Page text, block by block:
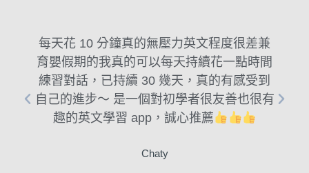
每天花 10 分鐘真的無壓力英文程度很差兼
育嬰假期的我真的可以每天持續花一點時間
練習對話，已持續 30 幾天，真的有感受到
自己的進步～ 是一個對初學者很友善也很有
趣的英文學習 app，誠心推薦
Chaty